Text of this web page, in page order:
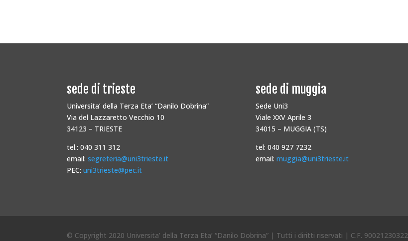
sede di trieste
Universita’ della Terza Eta’ “Danilo Dobrina”
Via del Lazzaretto Vecchio 10
34123 – TRIESTE
tel.: 040 311 312
email:segreteria@uni3trieste.it
PEC:uni3trieste@pec.it
sede di muggia
Sede Uni3
Viale XXV Aprile 3
34015 – MUGGIA (TS)
tel: 040 927 7232
email: muggia@uni3trieste.it
© Copyright 2020 Universita’ della Terza Eta’ “Danilo Dobrina” | Tutti i diritti riservati | C.F. 90021230322